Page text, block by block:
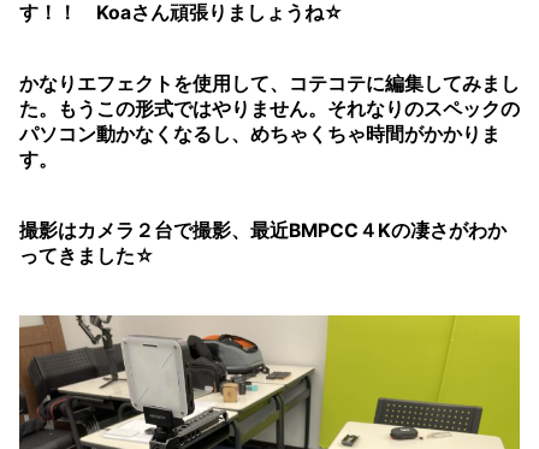
す！！ Koaさん頑張りましょうね☆
かなりエフェクトを使用して、コテコテに編集してみまし
た。もうこの形式ではやりません。それなりのスペックの
パソコン動かなくなるし、めちゃくちゃ時間がかかりま
す。
撮影はカメラ２台で撮影、最近BMPCC４Kの凄さがわか
ってきました☆